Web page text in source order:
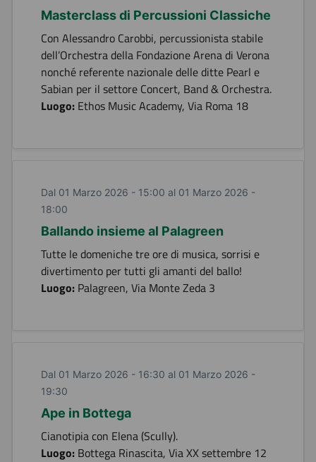
Masterclass di Percussioni Classiche
Con Alessandro Carobbi, percussionista stabile
dell’Orchestra della Fondazione Arena di Verona
nonché referente nazionale delle ditte Pearl e
Sabian per il settore Concert, Band & Orchestra.
Luogo: Ethos Music Academy, Via Roma 18
Dal 01 Marzo 2026 - 15:00 al 01 Marzo 2026 -
18:00
Ballando insieme al Palagreen
Tutte le domeniche tre ore di musica, sorrisi e
divertimento per tutti gli amanti del ballo!
Luogo: Palagreen, Via Monte Zeda 3
Dal 01 Marzo 2026 - 16:30 al 01 Marzo 2026 -
19:30
Ape in Bottega
Cianotipia con Elena (Scully).
Luogo: Bottega Rinascita, Via XX settembre 12